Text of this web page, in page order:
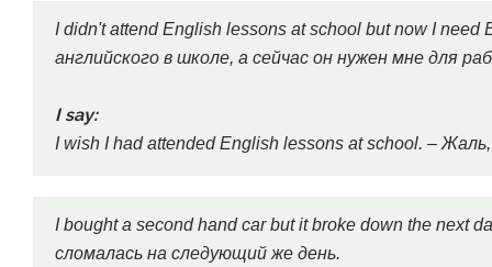
I didn't attend English lessons at school but now I
английского в школе, а сейчас он нужен мне для
I say:
I wish I had attended English lessons at school. –
I bought a second hand car but it broke down the next
сломалась на следующий же день.